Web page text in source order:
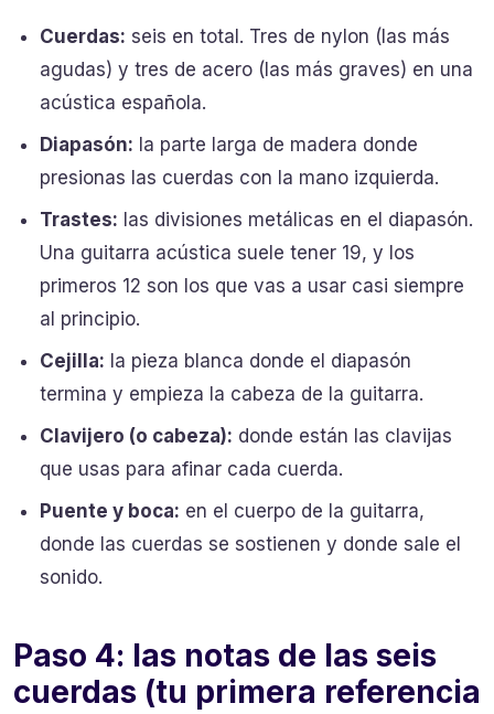
Cuerdas: seis en total. Tres de nylon (las más
agudas) y tres de acero (las más graves) en una
acústica española.
Diapasón: la parte larga de madera donde
presionas las cuerdas con la mano izquierda.
Trastes: las divisiones metálicas en el diapasón.
Una guitarra acústica suele tener 19, y los
primeros 12 son los que vas a usar casi siempre
al principio.
Cejilla: la pieza blanca donde el diapasón
termina y empieza la cabeza de la guitarra.
Clavijero (o cabeza): donde están las clavijas
que usas para afinar cada cuerda.
Puente y boca: en el cuerpo de la guitarra,
donde las cuerdas se sostienen y donde sale el
sonido.
Paso 4: las notas de las seis
cuerdas (tu primera referencia